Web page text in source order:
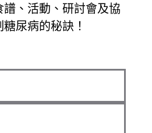
、活動、研討會及協
尿病的秘訣！